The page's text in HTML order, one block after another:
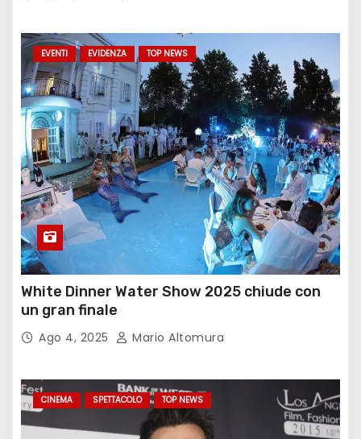
EVENTI EVIDENZA TOP NEWS
White Dinner Water Show 2025 chiude con
un gran finale
Ago 4, 2025 Mario Altomura
CINEMA SPETTACOLO TOP NEWS